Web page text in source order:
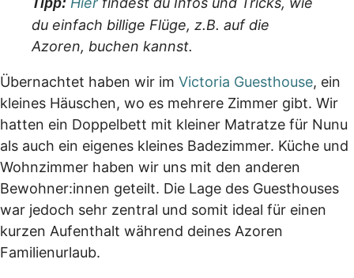
du einfach billige Flüge, z.B. auf die
Azoren, buchen kannst.
Übernachtet haben wir im Victoria Guesthouse, ein
kleines Häuschen, wo es mehrere Zimmer gibt. Wir
hatten ein Doppelbett mit kleiner Matratze für Nunu
als auch ein eigenes kleines Badezimmer. Küche und
Wohnzimmer haben wir uns mit den anderen
Bewohner:innen geteilt. Die Lage des Guesthouses
war jedoch sehr zentral und somit ideal für einen
kurzen Aufenthalt während deines Azoren
Familienurlaub.